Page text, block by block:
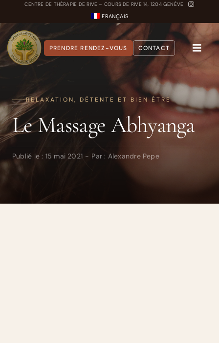
contenu
CENTRE DE THÉRAPIE DE RIVE – COURS DE RIVE 14, 1204 GENÈVE
FRANÇAIS
Toggle
Nos Soins
Carnet Ayurvédique
Quiz Dosha
PRENDRE RENDEZ-VOUS CONTACT
RELAXATION, DÉTENTE ET BIEN ÊTRE
Le Massage Abhyanga
Publié le : 15 mai 2021 - Par : Alexandre Pepe